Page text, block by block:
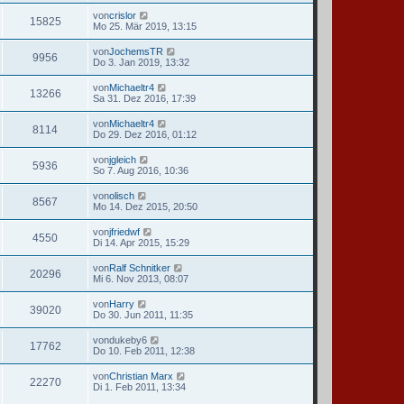
15825 voncrislor
Mo 25. Mär 2019, 13:15
9956 vonJochemsTR
Do 3. Jan 2019, 13:32
13266 vonMichaeltr4
Sa 31. Dez 2016, 17:39
8114 vonMichaeltr4
Do 29. Dez 2016, 01:12
5936 vonjgleich
So 7. Aug 2016, 10:36
8567 vonolisch
Mo 14. Dez 2015, 20:50
4550 vonjfriedwf
Di 14. Apr 2015, 15:29
20296 vonRalf Schnitker
Mi 6. Nov 2013, 08:07
39020 vonHarry
Do 30. Jun 2011, 11:35
17762 vondukeby6
Do 10. Feb 2011, 12:38
22270 vonChristian Marx
Di 1. Feb 2011, 13:34